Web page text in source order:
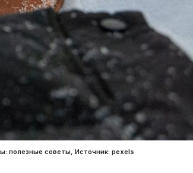
полезные советы, Источник: pexels